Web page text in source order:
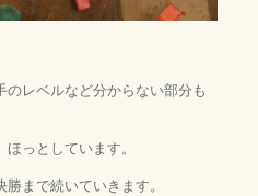
レベルなど分からない部分も
っとしています。
まで続いていきます。